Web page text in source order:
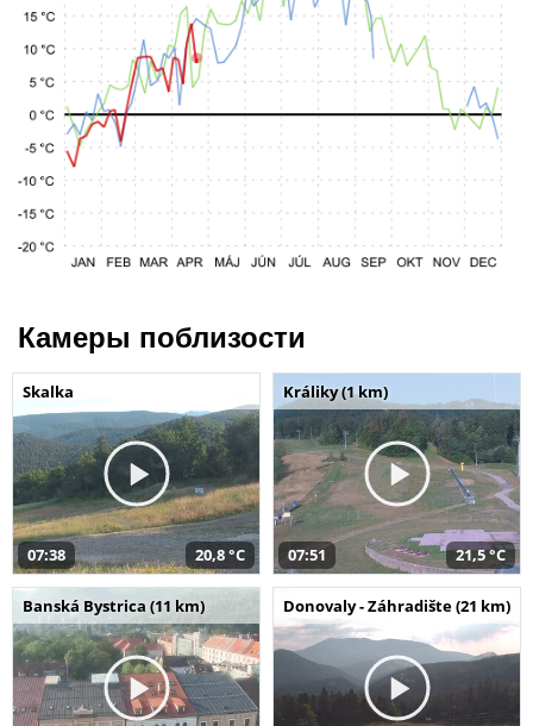
Камеры поблизости
Skalka
07:38 20,8 °C
Králiky (1 km)
07:51 21,5 °C
Banská Bystrica (11 km) Donovaly - Záhradište (21 km)